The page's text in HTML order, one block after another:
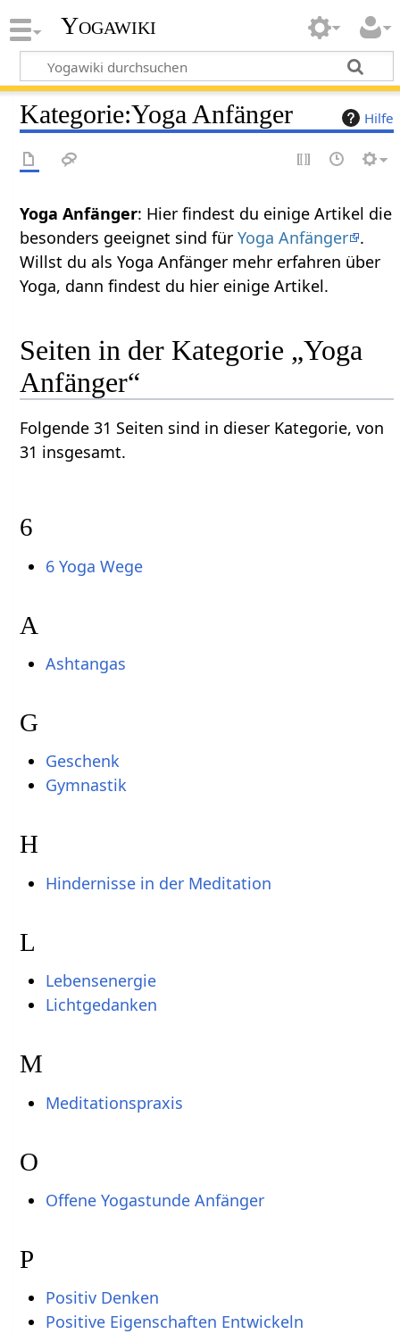
Yogawiki
Hilfe
Kategorie:Yoga Anfänger
Yoga Anfänger: Hier findest du einige Artikel die
besonders geeignet sind fürYoga Anfänger .
Willst du als Yoga Anfänger mehr erfahren über
Yoga, dann findest du hier einige Artikel.
Seiten in der Kategorie „Yoga
Anfänger“
Folgende 31 Seiten sind in dieser Kategorie, von
31 insgesamt.
6
6 Yoga Wege
A
Ashtangas
G
Geschenk
Gymnastik
H
Hindernisse in der Meditation
L
Lebensenergie
Lichtgedanken
M
Meditationspraxis
O
Offene Yogastunde Anfänger
P
Positiv Denken
Positive Eigenschaften Entwickeln